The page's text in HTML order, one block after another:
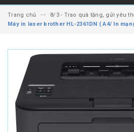
Trang chủ
8/3 - Trao quà tặng, gửi yêu
Máy in laser brother HL-2361DN ( A4/ In